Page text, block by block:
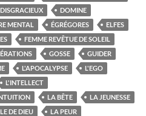
DISGRACIEUX
DOMINE
MENTAL ÉGRÉGORES
ELFES
FEMME REVÊTUE DE SOLEIL
GOSSE
GUIDER
L'APOCALYPSE
L'EGO
L'INTELLECT
LA BÊTE
LA JEUNESSE
DE DIEU
LA PEUR